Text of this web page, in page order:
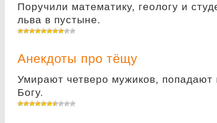
Поручили математику, геологу и
льва в пустыне.
Анекдоты про тёщу
Умирают четверо мужиков, попадают
Богу.